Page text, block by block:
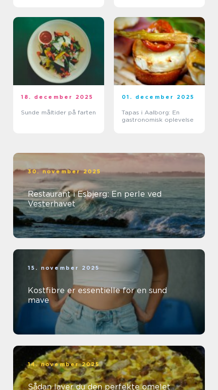
18. december 2025
Sunde måltider på farten
01. december 2025
Tapas i Aalborg: En
gastronomisk oplevelse
30. november 2025
Restaurant i Esbjerg: En perle ved
Vesterhavet
15. november 2025
Kostfibre er essentielle for en sund
mave
14. november 2025
Sådan laver du den perfekte omelet